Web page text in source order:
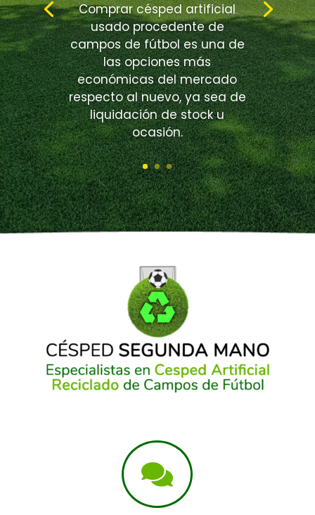
Comprar césped artificial
usado procedente de
campos de fútbol es una de
las opciones más
económicas del mercado
respecto al nuevo, ya sea de
liquidación de stock u
ocasión.
